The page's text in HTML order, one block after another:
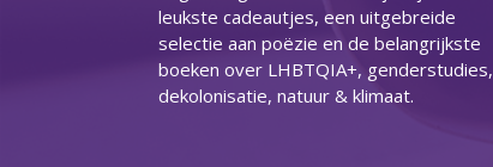
leukste cadeautjes, een uitgebreide
selectie aan poëzie en de belangrijkste
boeken over LHBTQIA+, genderstudies,
dekolonisatie, natuur & klimaat.